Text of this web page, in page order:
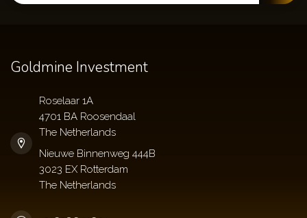
Goldmine Investment
Roselaar 1A
4701 BA Roosendaal
The Netherlands